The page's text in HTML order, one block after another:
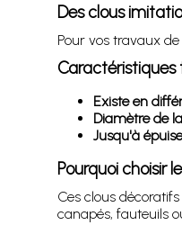
Des clous
Pour vos travaux
Caractéristiques
Existe en
Diamètre de
Jusqu'à
Pourquoi choisir
Ces clous
canapés, fauteuils